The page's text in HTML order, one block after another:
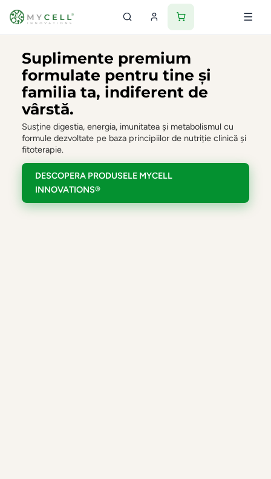
AKKERMANSIA
COMPLEX
Echilibru metabolic
și protecție
VEZI DETALII
Suplimente premium
formulate pentru tine și
familia ta, indiferent de
vârstă.
Susține digestia, energia, imunitatea și metabolismul cu
formule dezvoltate pe baza principiilor de nutriție clinică și
fitoterapie.
DESCOPERA PRODUSELE MYCELL
INNOVATIONS®